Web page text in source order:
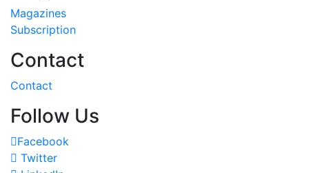
Magazines
Subscription
Contact
Contact
Follow Us
Facebook
Twitter